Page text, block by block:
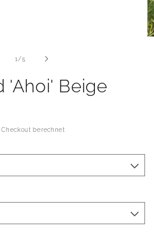
1 /von
5
'Ahoi' Beige
berechnet